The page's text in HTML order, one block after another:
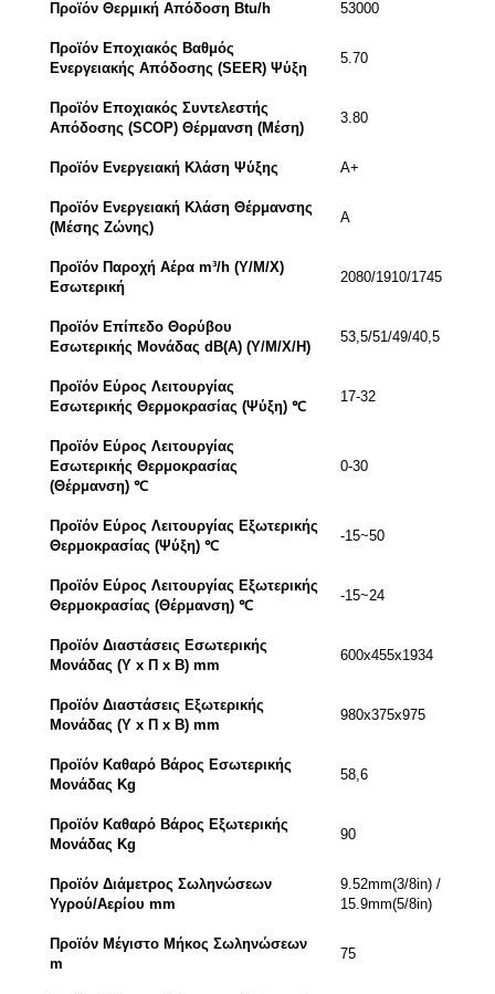
Προϊόν Θερμική Απόδοση Btu/h 53000
Προϊόν Εποχιακός Βαθμός
Ενεργειακής Απόδοσης (SEER) Ψύξη
5.70
Προϊόν Εποχιακός Συντελεστής
Απόδοσης (SCOP) Θέρμανση (Μέση)
3.80
Προϊόν Ενεργειακή Κλάση Ψύξης Α+
Προϊόν Ενεργειακή Κλάση Θέρμανσης
(Μέσης Ζώνης)
Α
Προϊόν Παροχή Αέρα m³/h (Υ/Μ/Χ)
Εσωτερική
2080/1910/1745
Προϊόν Επίπεδο Θορύβου
Εσωτερικής Μονάδας dB(A) (Υ/Μ/Χ/H)
53,5/51/49/40,5
Προϊόν Εύρος Λειτουργίας
Εσωτερικής Θερμοκρασίας (Ψύξη) ℃
17-32
Προϊόν Εύρος Λειτουργίας
Εσωτερικής Θερμοκρασίας
(Θέρμανση) ℃
0-30
Προϊόν Εύρος Λειτουργίας Εξωτερικής
Θερμοκρασίας (Ψύξη) ℃
-15~50
Προϊόν Εύρος Λειτουργίας Εξωτερικής
Θερμοκρασίας (Θέρμανση) ℃
-15~24
Προϊόν Διαστάσεις Εσωτερικής
Μονάδας (Υ x Π x Β) mm
600x455x1934
Προϊόν Διαστάσεις Εξωτερικής
Μονάδας (Υ x Π x Β) mm
980x375x975
Προϊόν Καθαρό Βάρος Εσωτερικής
Μονάδας Kg
58,6
Προϊόν Καθαρό Βάρος Εξωτερικής
Μονάδας Kg
90
Προϊόν Διάμετρος Σωληνώσεων
Υγρού/Αερίου mm
9.52mm(3/8in) /
15.9mm(5/8in)
Προϊόν Μέγιστο Μήκος Σωληνώσεων
m
75